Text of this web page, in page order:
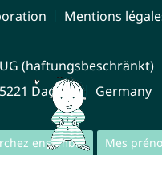
ensemble Mes
Mentions
(haftungsbeschränkt)
Dachau Germany